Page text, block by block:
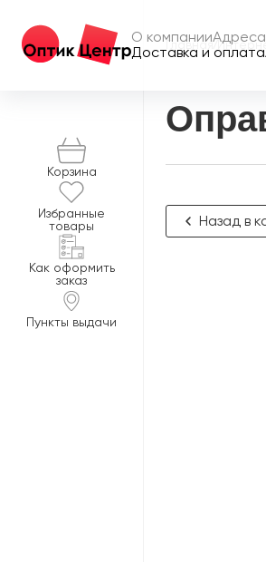
О компанииАдреса
Доставка и оплата
Корзина
Избранные
товары
Как оформить
заказ
Пункты выдачи
Главная/
Назад в